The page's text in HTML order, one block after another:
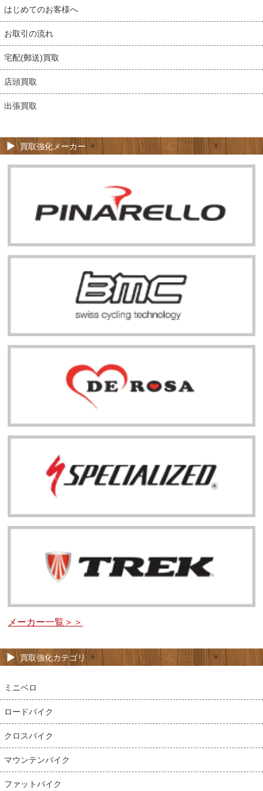
はじめてのお客様へ
お取引の流れ
宅配(郵送)買取
店頭買取
出張買取
買取強化メーカー
メーカー一覧＞＞
買取強化カテゴリ
ミニベロ
ロードバイク
クロスバイク
マウンテンバイク
ファットバイク